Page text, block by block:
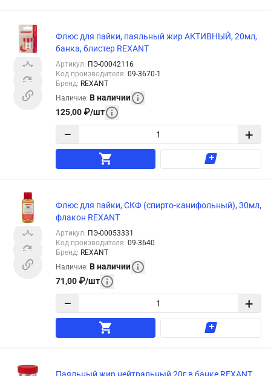
Флюс для пайки, паяльный жир АКТИВНЫЙ, 20мл,
банка, блистер REXANT
Артикул: ПЭ-00042116
Код производителя: 09-3670-1
Бренд: REXANT
Наличие: В наличии
125,00 ₽/шт
− +
Флюс для пайки, СКФ (спирто-канифольный), 30мл,
флакон REXANT
Артикул: ПЭ-00053331
Код производителя: 09-3640
Бренд: REXANT
Наличие: В наличии
71,00 ₽/шт
− +
Паяльный жир нейтральный 20г в банке REXANT